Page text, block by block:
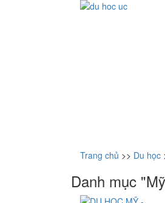
Trang chủ >> Du học
Danh mục